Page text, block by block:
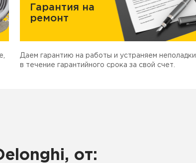
Гарантия на
ремонт
Даем гарантию на работы и устраняем неполадки
в течение гарантийного срока за свой счет.
от: